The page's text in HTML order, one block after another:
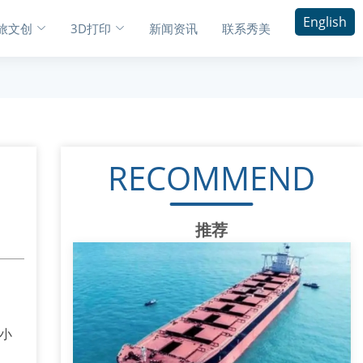
文创 3D打印 新闻资讯 联系秀美 English
RECOMMEND
推荐